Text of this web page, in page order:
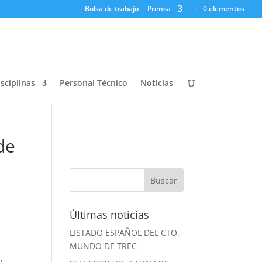
Bolsa de trabajo Prensa 0 elementos
Personal Técnico Noticias
Últimas noticias
LISTADO ESPAÑOL DEL CTO.
MUNDO DE TREC